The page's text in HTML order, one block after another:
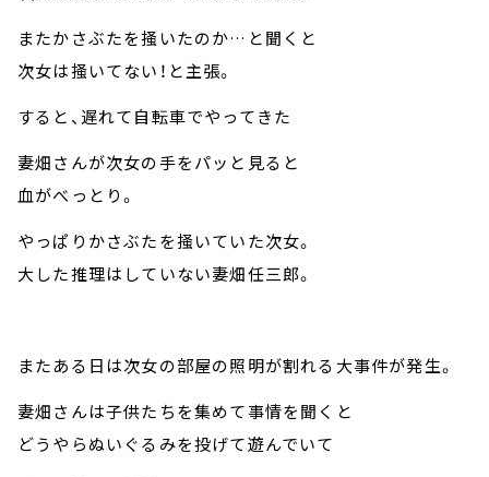
またかさぶたを掻いたのか…と聞くと
次女は掻いてない！と主張。
すると、遅れて自転車でやってきた
妻畑さんが次女の手をパッと見ると
血がべっとり。
やっぱりかさぶたを掻いていた次女。
大した推理はしていない妻畑任三郎。
またある日は次女の部屋の照明が割れる大事件が発生。
妻畑さんは子供たちを集めて事情を聞くと
どうやらぬいぐるみを投げて遊んでいて